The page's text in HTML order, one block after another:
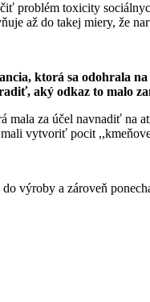
problém toxicity
až do takej miery, že
ktorá sa odohrala
aký odkaz to malo
za účel navnadiť na
vytvoriť pocit
výroby a zároveň